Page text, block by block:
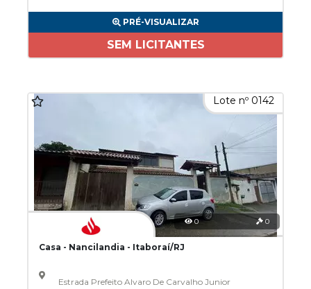
PRÉ-VISUALIZAR
SEM LICITANTES
Lote nº 0142
0 0
Casa - Nancilandia - Itaboraí/RJ
Estrada Prefeito Alvaro De Carvalho Junior